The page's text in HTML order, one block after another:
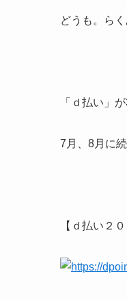
どうも。ら
「ｄ払い」
7月、8月に
【ｄ払い２